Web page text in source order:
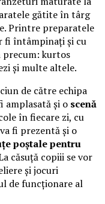
gătite în târg
Printre preparatele
fi întâmpinați și cu
precum: kurtos
și multe altele.
de către echipa
amplasată și o scenă
în fiecare zi, cu
fi prezentă și o
poștale pentru
căsuță copiii se vor
și jocuri
de funcționare al